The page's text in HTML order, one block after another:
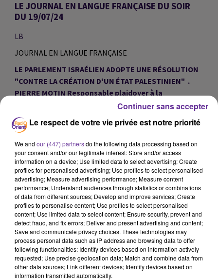
LE JOURNAL EN LANGUE FRANÇAISE DU SOIR
DU 19/07/24
LB
JOURNAL EN LANGUE FRANÇAISE
LE PARLEMENT ISRAÉLIEN ADOPTE UNE RÉSOLUTION
"CONTRE LA CRÉATION D'UN ÉTAT PALESTINIEN" .
PIERRE MOTIN Responsable plaidoyer à la
Plateforme Palestine dans notre journal.
Six heures de vote, une atmosphère tendue et des
tractations en coulisses... Yaël Braun-Pivet réélu à la
présidence de l'Assemblée nationale.
Panne informatique géante : aéroports, télévisions,
bourse... Le monde entier est concerné
Sport : a 16 ans seulement, elle va représenter son
pays à l’épreuve de 50m nage libre aux Jeux de Paris.
Radio Orient l’a rencontré.
0:00 18 min 28 sec
Le respect de votre vie privée est notre priorité
We and our (447) partnersdo the following data processing based on
your consent and/or our legitimate interest: Store and/or access
information on a device; Use limited data to select advertising; Create
profiles for personalised advertising; Use profiles to select personalised
advertising; Measure advertising performance; Measure content
performance; Understand audiences through statistics or combinations
of data from different sources; Develop and improve services; Create
profiles to personalise content; Use profiles to select personalised
content; Use limited data to select content; Ensure security, prevent and
detect fraud, and fix errors; Deliver and present advertising and content;
Save and communicate privacy choices. These technologies may
process personal data such as IP address and browsing data to offer
following functionalities: Identify devices based on information actively
requested; Use precise geolocation data; Match and combine data from
other data sources; Link different devices; Identify devices based on
information transmitted automatically.
Continuer sans accepter